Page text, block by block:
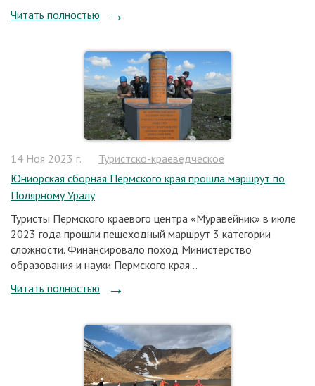
Читать полностью
14 Ноя 2023 г.
Туристско-краеведческое
Юниорская сборная Пермского края прошла маршрут по
Полярному Уралу
Туристы Пермского краевого центра «Муравейник» в июле
2023 года прошли пешеходный маршрут 3 категории
сложности. Финансировало поход Министерство
образования и науки Пермского края...
Читать полностью